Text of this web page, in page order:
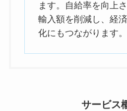
ます。自給率を向上
輸入額を削減し、経
化にもつながります。
サービス